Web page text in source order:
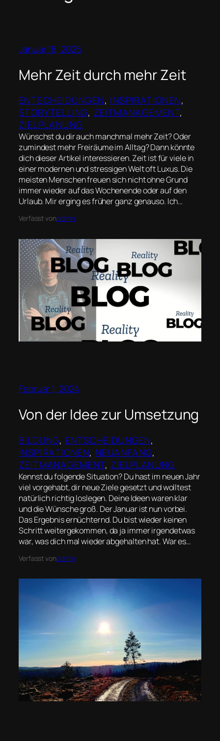
Januar 18, 2025
Mehr Zeit durch mehr Zeit
ENTSCHEIDUNGEN, INSPIRATIONEN
STORYTELLING, ZEITMANAGEMENT
ZIELPLANUNG
Wünschst du dir auch manchmal mehr Zeit? Oder
zumindest mehr Freiräume im Alltag? Dann könnte
dich dieser Artikel interessieren. Zeit ist für viele in
einer modernen und stressigen Welt oft Luxus. Die
meisten Menschen freuen sich nicht ohne Grund
immer wieder auf das Wochenende oder auf den
Urlaub. Mir erging es früher ganz genauso. Ich…
Verfasst vonadmin
Februar 1, 2024
Von der Idee zur Umsetzung
BILDUNG, ENTSCHEIDUNGEN
INSPIRATIONEN, NEUANFANG
ZEITMANAGEMENT, ZIELPLANUNG
Kennst du folgende Situation? Du hast im neuen Jahr
viel vorgehabt, dir neue Ziele gesetzt und wolltest
natürlich richtig loslegen. Deine Ideen waren klar
und die Wünsche groß. Der Januar ist nun vorbei.
Das Ergebnis ernüchternd. Du bist wieder keinen
Schritt weitergekommen, da ja immer irgendetwas
war, was dich mal wieder abgehalten hat. War es…
Verfasst vonadmin